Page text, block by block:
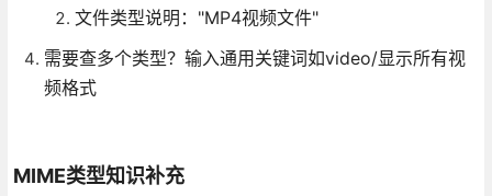
文件类型说明："MP4视频文件"
需要查多个类型？输入通用关键词如video/显示所有视
频格式
MIME类型知识补充